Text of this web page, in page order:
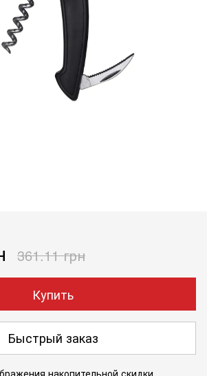
361.11 грн
Купить
Быстрый заказ
накопительной скидки